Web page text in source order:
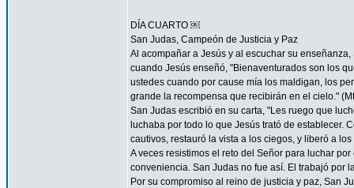
DÍA CUARTO ￼
San Judas, Campeón de Justicia y Paz
Al acompañar a Jesús y al escuchar su
cuando Jesús enseñó, "Bienaventurados son los
ustedes cuando por cause mía los maldigan, los
grande la recompensa que recibirán en el cielo."
San Judas escribió en su carta, "Les ruego que
luchaba por todo lo que Jesús trató de establecer.
cautivos, restauró la vista a los ciegos, y liberó a
A veces resistimos el reto del Señor para luchar
conveniencia. San Judas no fue así. El trabajó por
Por su compromiso al reino de justicia y paz, San